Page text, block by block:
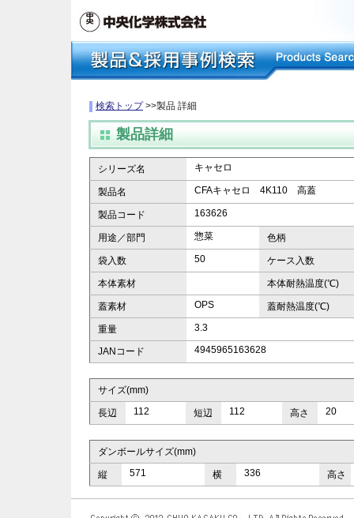
検索トップ>>製品 詳細
製品詳細
シリーズ名 キャセロ
製品名 CFAキャセロ 4K110 高蓋
製品コード 163626
用途／部門 惣菜 色柄
袋入数 50 ケース入数
本体素材 本体耐熱温度(℃)
蓋素材 OPS 蓋耐熱温度(℃)
重量 3.3
JANコード 4945965163628
サイズ(mm)
長辺 112 短辺 112 高さ 20
ダンボールサイズ(mm)
縦 571 横 336 高さ